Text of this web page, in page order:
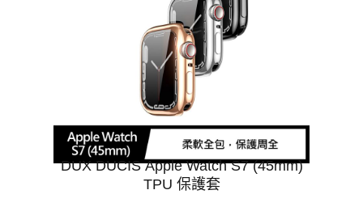
DUX DUCIS Apple Watch S7 (45mm)
TPU 保護套